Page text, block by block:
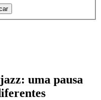
uma pausa